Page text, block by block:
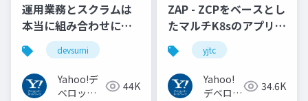
運用業務とスクラムは
本当に組み合わせにく
いのか︖運用業務が大
半を占めるプロダクト
開発での試行錯誤
devsumi
Yahoo!デ
ベロッパ
44K
ZAP - ZCPをベースとし
たマルチK8sのアプリケ
ーション実行基盤
#YJTC / YJTC21 B-3
yjtc
Yahoo!
デベロッ
34.6K